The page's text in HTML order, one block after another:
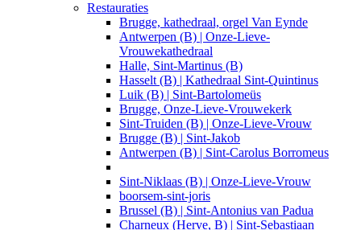
Restauraties
Brugge, kathedraal, orgel Van Eynde
Antwerpen (B) | Onze-Lieve-
Vrouwekathedraal
Halle, Sint-Martinus (B)
Hasselt (B) | Kathedraal Sint-Quintinus
Luik (B) | Sint-Bartolomeüs
Brugge, Onze-Lieve-Vrouwekerk
Sint-Truiden (B) | Onze-Lieve-Vrouw
Brugge (B) | Sint-Jakob
Antwerpen (B) | Sint-Carolus Borromeus
Sint-Niklaas (B) | Onze-Lieve-Vrouw
boorsem-sint-joris
Brussel (B) | Sint-Antonius van Padua
Charneux (Herve, B) | Sint-Sebastiaan